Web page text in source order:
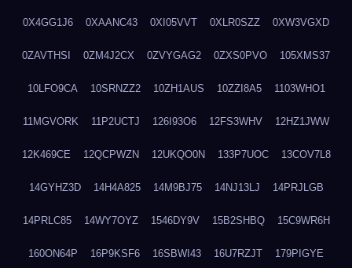
0X4GG1J6 0XAANC43 0XI05VVT 0XLR0SZZ 0XW3VGXD
0ZAVTHSI 0ZM4J2CX 0ZVYGAG2 0ZXS0PVO 105XMS37
10LFO9CA 10SRNZZ2 10ZH1AUS 10ZZI8A5 1103WHO1
11MGVORK 11P2UCTJ 126I93O6 12FS3WHV 12HZ1JWW
12K469CE 12QCPWZN 12UKQO0N 133P7UOC 13COV7L8
14GYHZ3D 14H4A825 14M9BJ75 14NJ13LJ 14PRJLGB
14PRLC85 14WY7OYZ 1546DY9V 15B2SHBQ 15C9WR6H
160ON64P 16P9KSF6 16SBWI43 16U7RZJT 179PIGYE